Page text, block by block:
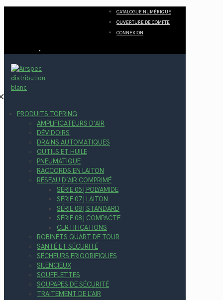
CATALOGUE NUMÉRIQUE
OUVERTURE DE COMPTE
CONNEXION
PRODUITS TOPRING
AMPLIFICATEURS D’AIR
DÉVIDOIRS
DRAINS AUTOMATIQUES
OUTILS ET HUILE
PNEUMATIQUE
RACCORDS EN LAITON
RÉSEAU D’AIR COMPRIMÉ
SÉRIE 05 | POLYAMIDE
SÉRIE 07 | LAITON
SÉRIE 08 | STANDARD
SÉRIE 08 | COMPACTE
CERTIFICATIONS
ROBINETS QUART DE TOUR
SANTÉ ET SÉCURITÉ
SÉCHEURS FRIGORIFIQUES
SILENCIEUX
SOUFFLETTES
SOUPAPES DE SÉCURITÉ
TRAITEMENT DE L’AIR